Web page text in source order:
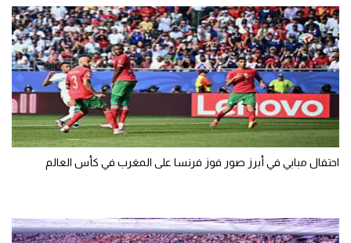
احتفال مبابي في أبرز صور فوز فرنسا على المغرب في كأس العالم